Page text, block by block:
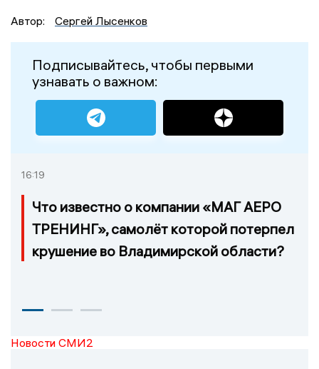
Автор:
Сергей Лысенков
Подписывайтесь, чтобы первыми
узнавать о важном:
16:19
Что известно о компании «МАГ АЕРО
ТРЕНИНГ», самолёт которой потерпел
крушение во Владимирской области?
Новости СМИ2